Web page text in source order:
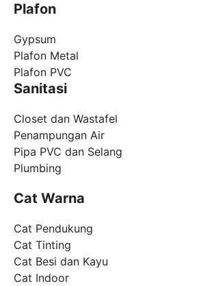
Plafon
Gypsum
Plafon Metal
Plafon PVC
Sanitasi
Closet dan Wastafel
Penampungan Air
Pipa PVC dan Selang
Plumbing
Cat Warna
Cat Pendukung
Cat Tinting
Cat Besi dan Kayu
Cat Indoor